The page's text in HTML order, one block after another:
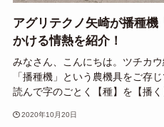
アグリテクノ矢崎が播種機
かける情熱を紹介！
みなさん、こんにちは。ツチカ
「播種機」という農機具をご存
読んで字のごとく【種】を【播く
2020年10月20日